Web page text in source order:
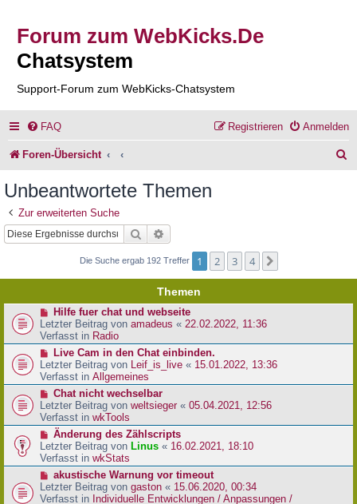
Forum zum WebKicks.De
Chatsystem
Support-Forum zum WebKicks-Chatsystem
FAQ Anmelden
Registrieren
Foren-Übersicht
Unbeantwortete Themen
Zur erweiterten Suche
Suche
Die Suche ergab 192 Treffer 1 2 3 4
Themen
N
e
u
e
r
B
e
t
r
a
g
Hilfe fuer chat und webseite
Letzter Beitrag von amadeus « 22.02.2022, 11:36
Verfasst in Radio
N
e
u
e
r
B
e
t
r
a
g
Live Cam in den Chat einbinden.
Letzter Beitrag von Leif_is_live « 15.01.2022, 13:36
Verfasst in Allgemeines
N
e
u
e
r
B
e
t
r
Chat nicht wechselbar
Letzter Beitrag von weltsieger « 05.04.2021, 12:56
Verfasst in wkTools
N
e
u
e
r
B
Änderung des Zählscripts
Letzter Beitrag von Linus « 16.02.2021, 18:10
Verfasst in wkStats
N
e
u
akustische Warnung vor timeout
Letzter Beitrag von gaston « 15.06.2020, 00:34
Verfasst in Individuelle Entwicklungen / Anpassungen /